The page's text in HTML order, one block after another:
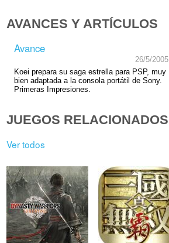
AVANCES Y ARTÍCULOS
Avance
26/5/2005
Koei prepara su saga estrella para PSP, muy
bien adaptada a la consola portátil de Sony.
Primeras Impresiones.
JUEGOS RELACIONADOS
Ver todos